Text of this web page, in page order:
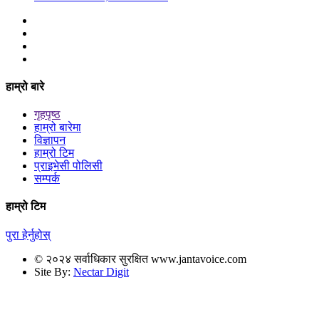
हाम्रो बारे
गृहपृष्ठ
हाम्रो बारेमा
विज्ञापन
हाम्रो टिम
प्राइभेसी पोलिसी
सम्पर्क
हाम्रो टिम
पुरा हेर्नुहोस्
© २०२४ सर्वाधिकार सुरक्षित www.jantavoice.com
Site By: Nectar Digit